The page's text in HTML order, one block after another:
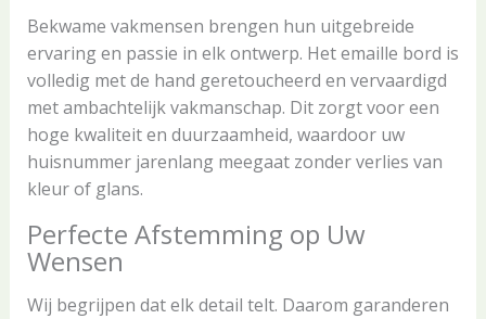
Bekwame vakmensen brengen hun uitgebreide
ervaring en passie in elk ontwerp. Het emaille bord is
volledig met de hand geretoucheerd en vervaardigd
met ambachtelijk vakmanschap. Dit zorgt voor een
hoge kwaliteit en duurzaamheid, waardoor uw
huisnummer jarenlang meegaat zonder verlies van
kleur of glans.
Perfecte Afstemming op Uw
Wensen
Wij begrijpen dat elk detail telt. Daarom garanderen